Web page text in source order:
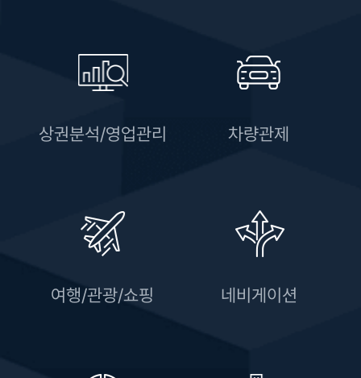
상권분석/영업관리 차량관제
여행/관광/쇼핑 네비게이션